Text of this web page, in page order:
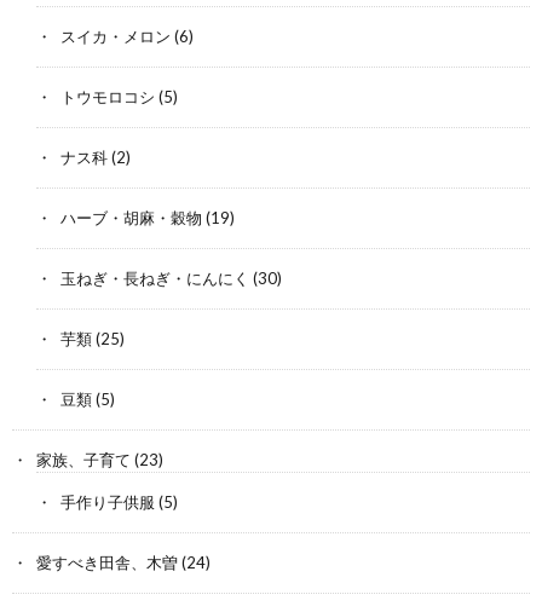
スイカ・メロン (6)
トウモロコシ (5)
ナス科(2)
ハーブ・胡麻・穀物 (19)
玉ねぎ・長ねぎ・にんにく (30)
芋類(25)
豆類(5)
家族、子育て (23)
手作り子供服 (5)
愛すべき田舎、木曽(24)